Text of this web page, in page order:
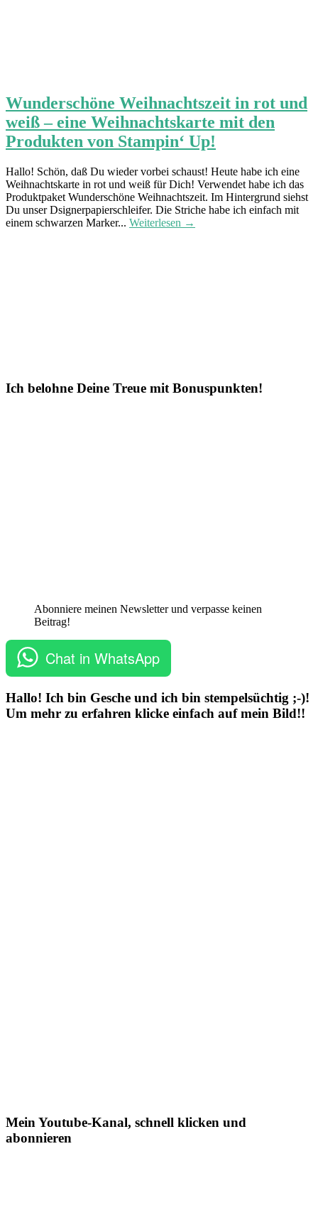
Wunderschöne Weihnachtszeit in rot und
weiß – eine Weihnachtskarte mit den
Produkten von Stampin‘ Up!
Hallo! Schön, daß Du wieder vorbei schaust! Heute habe ich eine
Weihnachtskarte in rot und weiß für Dich! Verwendet habe ich das
Produktpaket Wunderschöne Weihnachtszeit. Im Hintergrund siehst
Du unser Dsignerpapierschleifer. Die Striche habe ich einfach mit
einem schwarzen Marker... Weiterlesen →
Ich belohne Deine Treue mit Bonuspunkten!
Abonniere meinen Newsletter und verpasse keinen
Beitrag!
Chat in WhatsApp
Hallo! Ich bin Gesche und ich bin stempelsüchtig ;-)!
Um mehr zu erfahren klicke einfach auf mein Bild!!
Mein Youtube-Kanal, schnell klicken und
abonnieren